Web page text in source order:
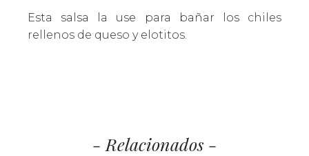
Esta salsa la use para bañar los chiles
rellenos de queso y elotitos.
- Relacionados -